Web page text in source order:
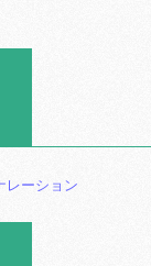
レーション